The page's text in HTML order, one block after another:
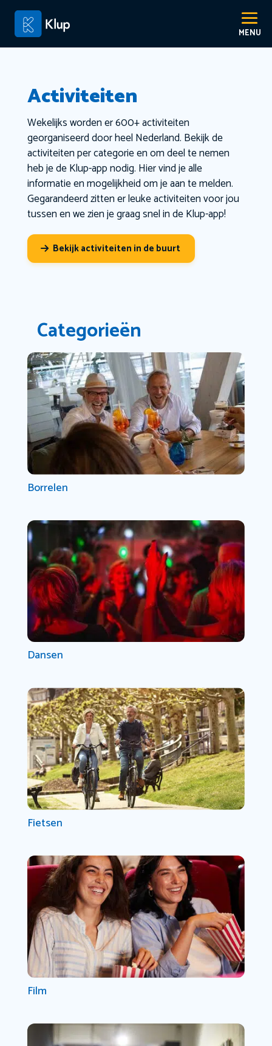
Activiteiten
Wekelijks worden er 600+ activiteiten
georganiseerd door heel Nederland. Bekijk de
activiteiten per categorie en om deel te nemen
heb je de Klup-app nodig. Hier vind je alle
informatie en mogelijkheid om je aan te melden.
Gegarandeerd zitten er leuke activiteiten voor jou
tussen en we zien je graag snel in de Klup-app!
Bekijk activiteiten in de buurt
Categorieën
Borrelen
Dansen
Fietsen
Film